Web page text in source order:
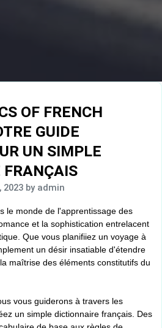
OF FRENCH
GUIDE
UN SIMPLE
2023 by admin
le monde de l'apprentissage des
et la sophistication entrelacent
Que vous planifiiez un voyage à
un désir insatiable d'étendre
maîtrise des éléments constitutifs du
vous guiderons à travers les
un simple dictionnaire français. Des